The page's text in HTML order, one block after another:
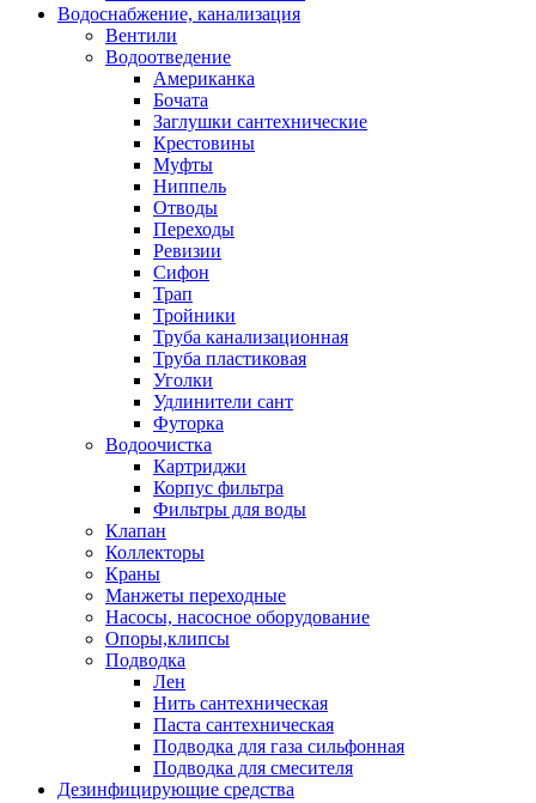
Водоснабжение, канализация
Вентили
Водоотведение
Американка
Бочата
Заглушки сантехнические
Крестовины
Муфты
Ниппель
Отводы
Переходы
Ревизии
Сифон
Трап
Тройники
Труба канализационная
Труба пластиковая
Уголки
Удлинители сант
Футорка
Водоочистка
Картриджи
Корпус фильтра
Фильтры для воды
Клапан
Коллекторы
Краны
Манжеты переходные
Насосы, насосное оборудование
Опоры,клипсы
Подводка
Лен
Нить сантехническая
Паста сантехническая
Подводка для газа сильфонная
Подводка для смесителя
Дезинфицирующие средства